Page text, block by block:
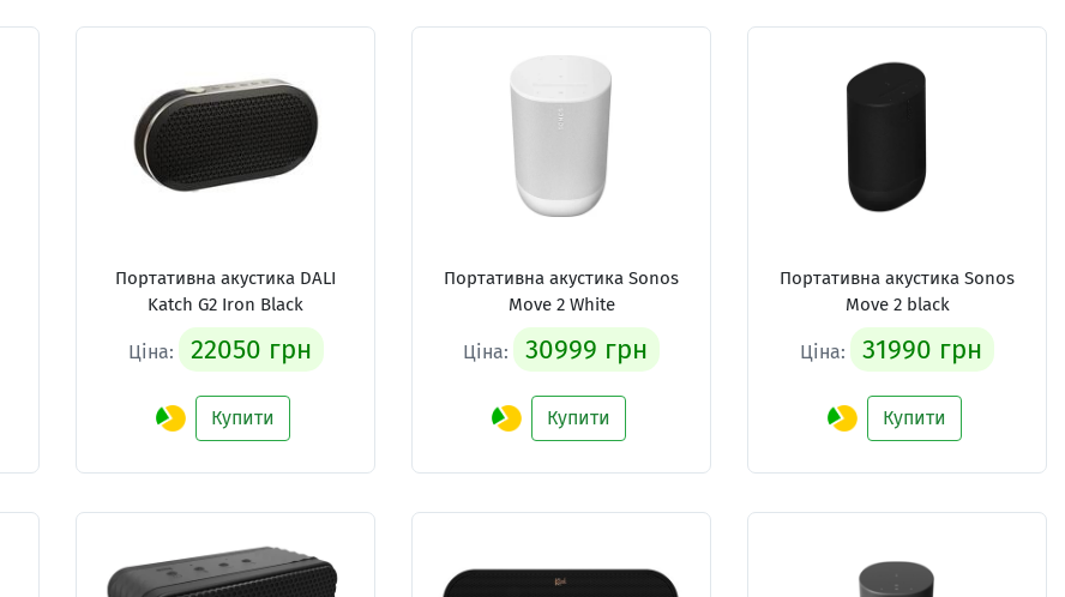
Портативна акустика DALI
Katch G2 Iron Black
Ціна: 22050 грн
Купити
Портативна акустика Sonos
Move 2 White
Ціна: 30999 грн
Купити
Портативна акустика Sonos
Move 2 black
Ціна: 31990 грн
Купити